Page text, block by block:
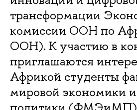
трансформации
комиссии ООН по
ООН). К участию в
приглашаются
Африкой студенты
мировой экономики